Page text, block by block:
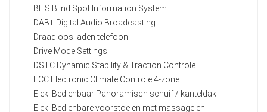
BLIS Blind Spot Information System
DAB+ Digital Audio Broadcasting
Draadloos laden telefoon
Drive Mode Settings
DSTC Dynamic Stability & Traction Controle
ECC Electronic Climate Controle 4-zone
Elek. Bedienbaar Panoramisch schuif / kanteldak
Elek. Bedienbare voorstoelen met massage en